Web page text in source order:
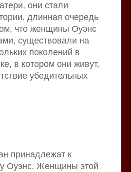
они стали
длинная очередь
что женщины Оуэнс
существовали на
поколений в
в котором они живут,
убедительных
принадлежат к
Оуэнс. Женщины этой